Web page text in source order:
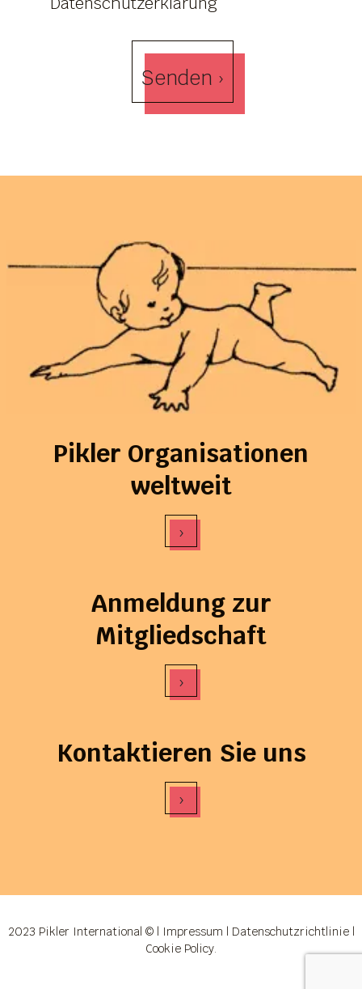
Senden ›
Pikler Organisationen
weltweit
›
Anmeldung zur
Mitgliedschaft
›
Kontaktieren Sie uns
›
2023 Pikler International © | Impressum | Datenschutzrichtlinie|
Cookie Policy.